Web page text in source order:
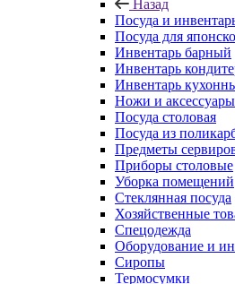
Назад
Посуда и
Посуда для
Инвентарь барный
Инвентарь
Инвентарь
Ножи и аксессуары
Посуда столовая
Посуда из
Предметы
Приборы столовые
Уборка помещений
Стеклянная посуда
Хозяйственные
Спецодежда
Оборудование и
Сиропы
Термосумки